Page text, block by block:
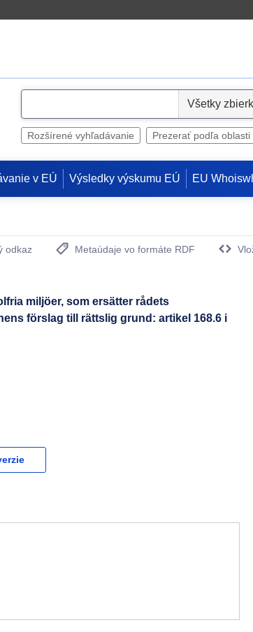
e
Rozšírené vyhľadávanie Prezerať podľa oblasti
v EÚ Výsledky výskumu EÚ EU
odkaz
Metaúdaje vo formáte RDF
miljöer, som ersätter rådets
förslag till rättslig grund: artikel 168.6 i